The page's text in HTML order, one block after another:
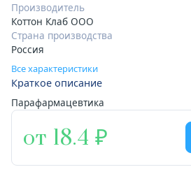
Производитель
Коттон Клаб ООО
Страна производства
Россия
Все характеристики
Краткое описание
Парафармацевтика
от 18.4